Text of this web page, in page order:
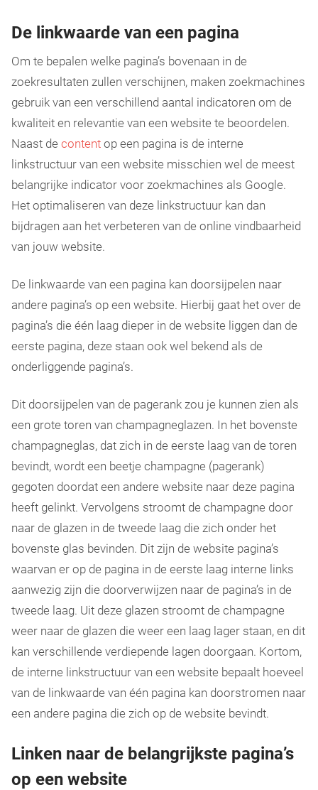
De linkwaarde van een pagina
Om te bepalen welke pagina’s bovenaan in de
zoekresultaten zullen verschijnen, maken zoekmachines
gebruik van een verschillend aantal indicatoren om de
kwaliteit en relevantie van een website te beoordelen.
Naast de content op een pagina is de interne
linkstructuur van een website misschien wel de meest
belangrijke indicator voor zoekmachines als Google.
Het optimaliseren van deze linkstructuur kan dan
bijdragen aan het verbeteren van de online vindbaarheid
van jouw website.
De linkwaarde van een pagina kan doorsijpelen naar
andere pagina’s op een website. Hierbij gaat het over de
pagina’s die één laag dieper in de website liggen dan de
eerste pagina, deze staan ook wel bekend als de
onderliggende pagina’s.
Dit doorsijpelen van de pagerank zou je kunnen zien als
een grote toren van champagneglazen. In het bovenste
champagneglas, dat zich in de eerste laag van de toren
bevindt, wordt een beetje champagne (pagerank)
gegoten doordat een andere website naar deze pagina
heeft gelinkt. Vervolgens stroomt de champagne door
naar de glazen in de tweede laag die zich onder het
bovenste glas bevinden. Dit zijn de website pagina’s
waarvan er op de pagina in de eerste laag interne links
aanwezig zijn die doorverwijzen naar de pagina’s in de
tweede laag. Uit deze glazen stroomt de champagne
weer naar de glazen die weer een laag lager staan, en dit
kan verschillende verdiepende lagen doorgaan. Kortom,
de interne linkstructuur van een website bepaalt hoeveel
van de linkwaarde van één pagina kan doorstromen naar
een andere pagina die zich op de website bevindt.
Linken naar de belangrijkste pagina’s
op een website